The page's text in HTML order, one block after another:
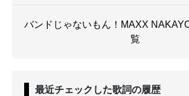
バンドじゃないもん！MAXX
覧
最近チェックした歌詞の履歴